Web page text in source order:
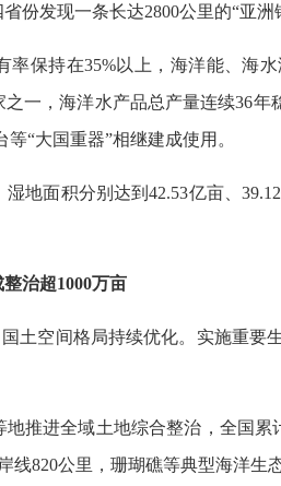
份发现一条长达2800公里的“亚洲
率保持在35%以上，海洋能、海
一，海洋水产品总产量连续36
“大国重器”相继建成使用。
地面积分别达到42.53亿亩、
治超1000万亩
土空间格局持续优化。实施重
推进全域土地综合整治，全国
线820公里，珊瑚礁等典型海洋